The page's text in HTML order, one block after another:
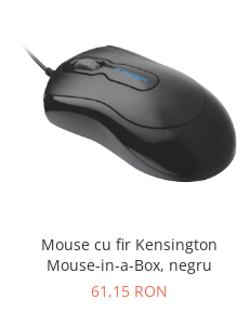
Mouse cu fir Kensington
Mouse-in-a-Box, negru
61,15 RON